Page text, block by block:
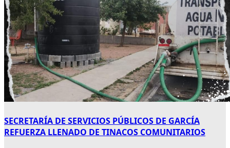
SECRETARÍA DE SERVICIOS PÚBLICOS DE GARCÍA
REFUERZA LLENADO DE TINACOS COMUNITARIOS